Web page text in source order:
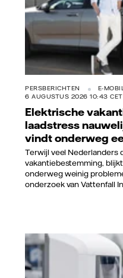
PERSBERICHTEN
E-
6 AUGUSTUS 2026 10:43 CET
Elektrische
laadstress
vindt onderweg
Terwijl veel Nederlanders
vakantiebestemming,
onderweg weinig
onderzoek van Vattenfall
Vattenfall/Jorrit